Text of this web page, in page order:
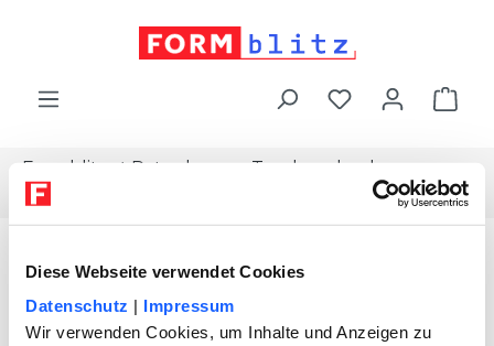
Diese Webseite verwendet Cookies
Datenschutz | Impressum
Wir verwenden Cookies, um Inhalte und Anzeigen zu
Formblitz Ratgeber
Topdownload
Uebergabeprotokoll-wohnung